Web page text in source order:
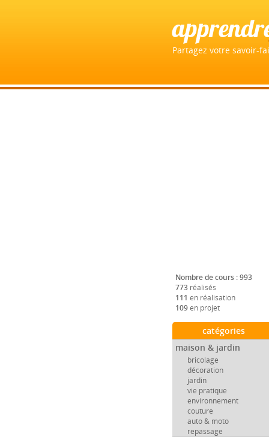
Partagez votre savoir-
Nombre de cours : 993
773 réalisés
111 en réalisation
109en projet
catégories
maison & jardin
bricolage
décoration
jardin
vie pratique
environnement
couture
auto & moto
repassage